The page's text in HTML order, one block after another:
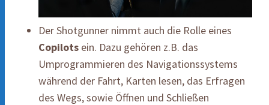
Der Shotgunner nimmt auch die Rolle eines
Copilots ein. Dazu gehören z.B. das
Umprogrammieren des Navigationssystems
während der Fahrt, Karten lesen, das Erfragen
des Wegs, sowie Öffnen und Schließen